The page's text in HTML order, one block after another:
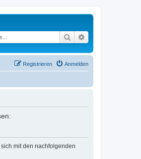
Suche
Anmelden
Registrieren
mit den nachfolgenden